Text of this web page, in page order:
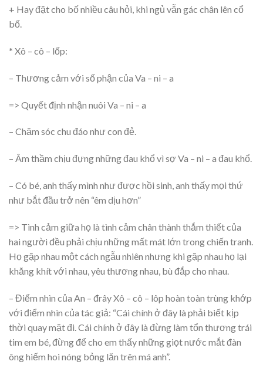
+ Hay đặt cho bố nhiều câu hỏi, khi ngủ vẫn gác chân lên cổ
bố.
* Xô – cô – lốp:
– Thương cảm với số phận của Va – ni – a
=> Quyết định nhận nuôi Va – ni – a
– Chăm sóc chu đáo như con đẻ.
– Âm thầm chịu đựng những đau khổ vì sợ Va – ni – a đau khổ.
– Có bé, anh thấy mình như được hồi sinh, anh thấy mọi thứ
như bắt đầu trở nên “êm dịu hơn”
=> Tình cảm giữa họ là tình cảm chân thành thắm thiết của
hai người đều phải chịu những mất mát lớn trong chiến tranh.
Họ gặp nhau một cách ngẫu nhiên nhưng khi gặp nhau họ lại
khăng khít với nhau, yêu thương nhau, bù đắp cho nhau.
– Điểm nhìn của An – đrây Xô – cô – lôp hoàn toàn trùng khớp
với điểm nhìn của tác giả: “Cái chính ở đây là phải biết kịp
thời quay mặt đi. Cái chính ở đây là đừng làm tổn thương trái
tim em bé, đừng để cho em thấy những giọt nước mắt đàn
ông hiếm hoi nóng bỏng lăn trên má anh”.